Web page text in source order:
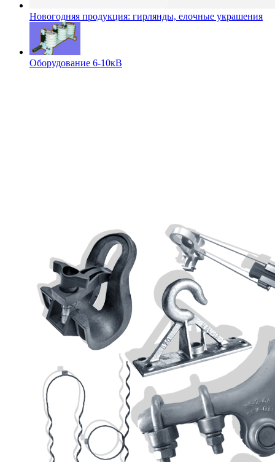
Новогодняя продукция: гирлянды, елочные украшения
Оборудование 6-10кВ